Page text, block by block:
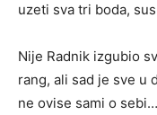
uzeti sva tri boda,
Nije Radnik izgubio
rang, ali sad je sve u
ne ovise sami o sebi…